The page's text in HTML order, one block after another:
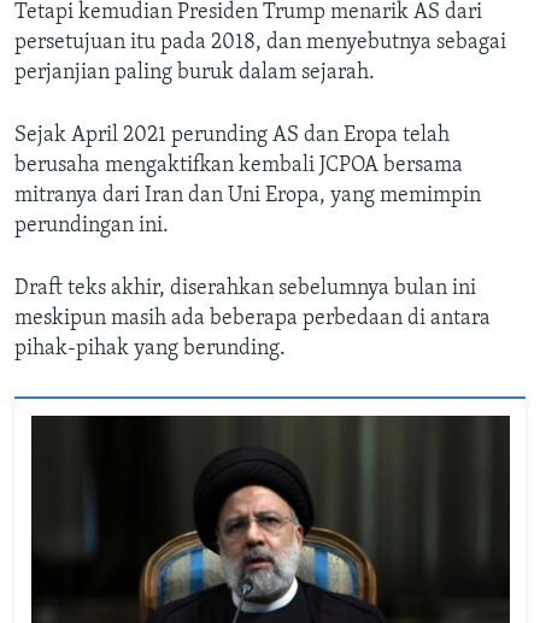
Tetapi kemudian Presiden Trump menarik AS dari
persetujuan itu pada 2018, dan menyebutnya sebagai
perjanjian paling buruk dalam sejarah.
Sejak April 2021 perunding AS dan Eropa telah
berusaha mengaktifkan kembali JCPOA bersama
mitranya dari Iran dan Uni Eropa, yang memimpin
perundingan ini.
Draft teks akhir, diserahkan sebelumnya bulan ini
meskipun masih ada beberapa perbedaan di antara
pihak-pihak yang berunding.